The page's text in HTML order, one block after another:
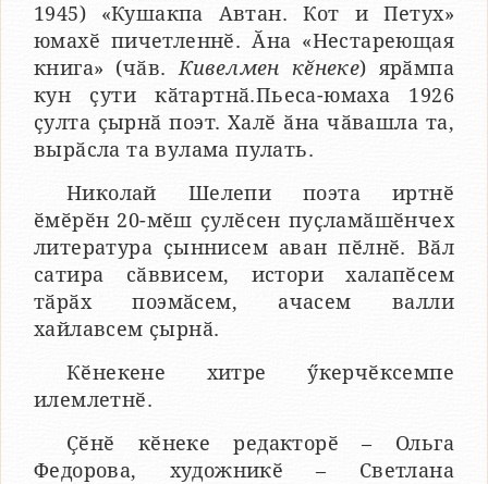
1945) «Кушакпа Автан. Кот и Петух»
юмахӗ пичетленнӗ. Ӑна «Нестареющая
книга» (чӑв. Кивелмен кӗнеке) ярӑмпа
кун ҫути кӑтартнӑ.Пьеса-юмаха 1926
ҫулта ҫырнӑ поэт. Халӗ ӑна чӑвашла та,
вырӑсла та вулама пулать.
Николай Шелепи поэта иртнӗ
ӗмӗрӗн 20-мӗш ҫулӗсен пуҫламӑшӗнчех
литература ҫыннисем аван пӗлнӗ. Вӑл
сатира сӑввисем, истори халапӗсем
тӑрӑх поэмӑсем, ачасем валли
хайлавсем ҫырнӑ.
Кӗнекене хитре ӳкерчӗксемпе
илемлетнӗ.
Ҫӗнӗ кӗнеке редакторӗ – Ольга
Федорова, художникӗ – Светлана